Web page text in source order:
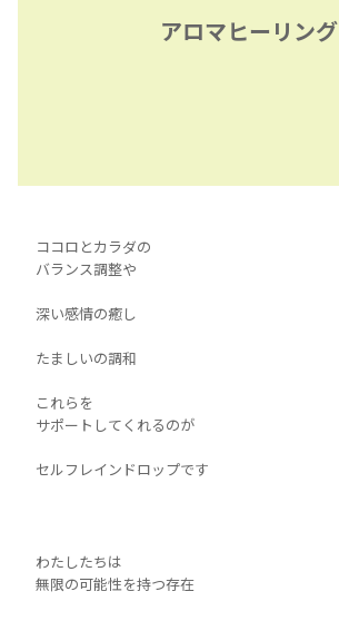
アロマヒーリング
ココロとカラダの
バランス調整や
深い感情の癒し
たましいの調和
これらを
サポートしてくれるのが
セルフレインドロップです
わたしたちは
無限の可能性を持つ存在